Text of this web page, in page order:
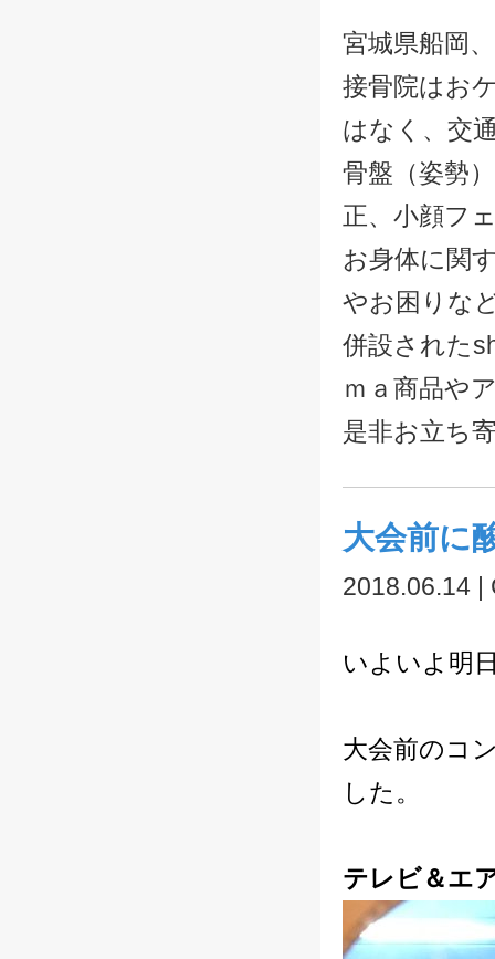
宮城県船岡
接骨院はお
はなく、交
骨盤（姿勢
正、小顔フ
お身体に関
やお困りな
併設された
ｍａ商品や
是非お立ち
大会前に
2018.06.14
いよいよ明
大会前のコ
した。
テレビ＆エ